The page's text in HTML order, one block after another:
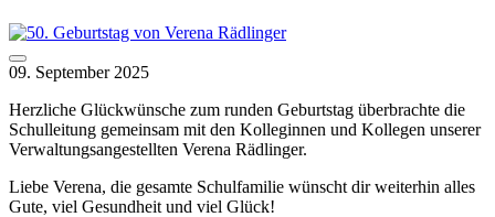
09. September 2025
Herzliche Glückwünsche zum runden Geburtstag überbrachte die
Schulleitung gemeinsam mit den Kolleginnen und Kollegen unserer
Verwaltungsangestellten Verena Rädlinger.
Liebe Verena, die gesamte Schulfamilie wünscht dir weiterhin alles
Gute, viel Gesundheit und viel Glück!